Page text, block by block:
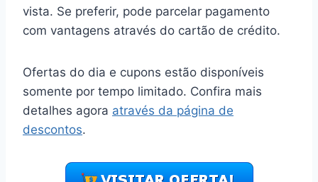
vista. Se preferir, pode parcelar pagamento
com vantagens através do cartão de crédito.
Ofertas do dia e cupons estão disponíveis
somente por tempo limitado. Confira mais
detalhes agora através da página de
descontos.